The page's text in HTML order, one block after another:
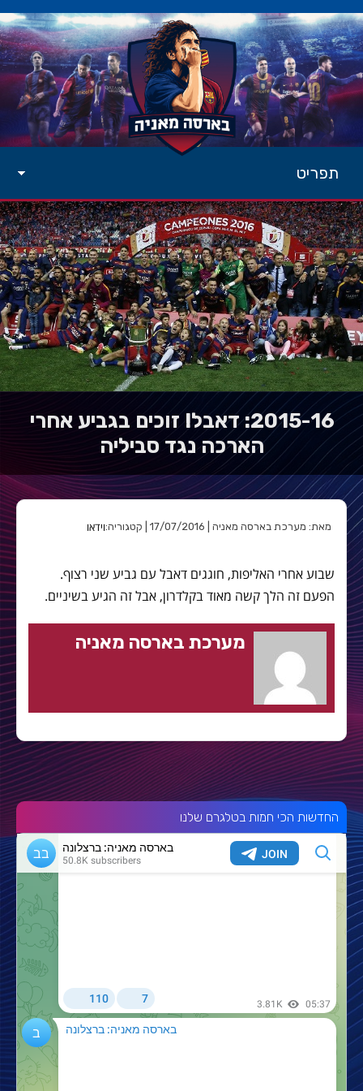
תפריט
2015-16: דאבל! זוכים בגביע אחרי
הארכה נגד סביליה
מאת: מערכת בארסה מאניה | 17/07/2016 | קטגוריה: וידאו
שבוע אחרי האליפות, חוגגים דאבל עם גביע שני רצוף.
הפעם זה הלך קשה מאוד בקלדרון, אבל זה הגיע בשיניים.
מערכת בארסה מאניה
החדשות הכי חמות בטלגרם שלנו